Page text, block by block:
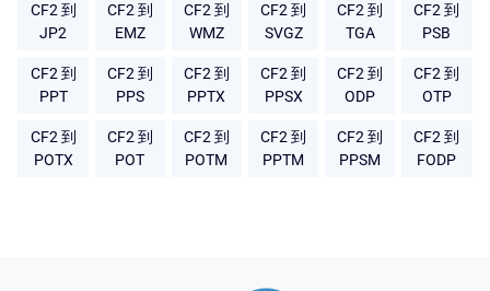
CF2 到
JP2
CF2 到
EMZ
CF2 到
WMZ
CF2 到
SVGZ
CF2 到
TGA
CF2 到
PSB
CF2 到
PPT
CF2 到
PPS
CF2 到
PPTX
CF2 到
PPSX
CF2 到
ODP
CF2 到
OTP
CF2 到
POTX
CF2 到
POT
CF2 到
POTM
CF2 到
PPTM
CF2 到
PPSM
CF2 到
FODP